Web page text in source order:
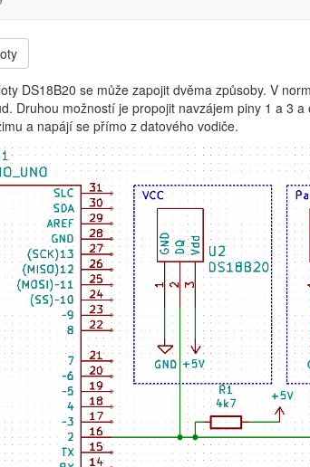
DS18B20 se může zapojit dvěma způsoby. V
Druhou možností je propojit navzájem piny 1 a 3
a napájí se přímo z datového vodiče.